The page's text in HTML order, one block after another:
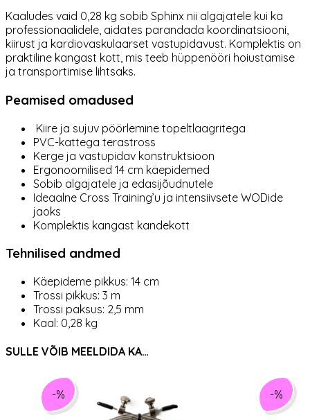
Kaaludes vaid 0,28 kg sobib Sphinx nii algajatele kui ka
professionaalidele, aidates parandada koordinatsiooni,
kiirust ja kardiovaskulaarset vastupidavust. Komplektis on
praktiline kangast kott, mis teeb hüppenööri hoiustamise
ja transportimise lihtsaks.
Peamised omadused
Kiire ja sujuv pöörlemine topeltlaagritega
PVC-kattega terastross
Kerge ja vastupidav konstruktsioon
Ergonoomilised 14 cm käepidemed
Sobib algajatele ja edasijõudnutele
Ideaalne Cross Training’u ja intensiivsete WODide
jaoks
Komplektis kangast kandekott
Tehnilised andmed
Käepideme pikkus: 14 cm
Trossi pikkus: 3 m
Trossi paksus: 2,5 mm
Kaal: 0,28 kg
SULLE VÕIB MEELDIDA KA…
-% -%